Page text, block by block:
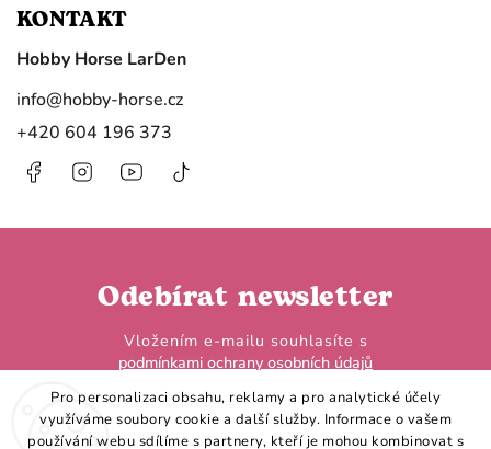
Pro personalizaci obsahu, reklamy a pro analytické účely
využíváme soubory cookie a další služby. Informace o vašem
používání webu sdílíme s partnery, kteří je mohou kombinovat s
Odebírat newsletter
Vložením e-mailu souhlasíte s
podmínkami ochrany osobních údajů
KONTAKT
Hobby Horse LarDen
info@hobby-horse.cz
+420 604 196 373
FacebookInstagramhttps://www.youtube.com/